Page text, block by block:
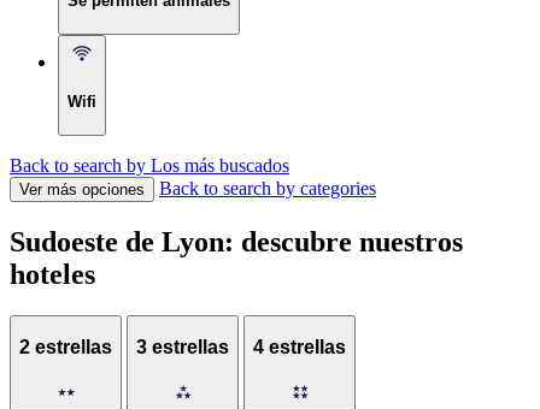
Wifi
Back to search by Los más buscados
Ver más opciones Back to search by categories
Sudoeste de Lyon: descubre nuestros
hoteles
2 estrellas 3 estrellas 4 estrellas